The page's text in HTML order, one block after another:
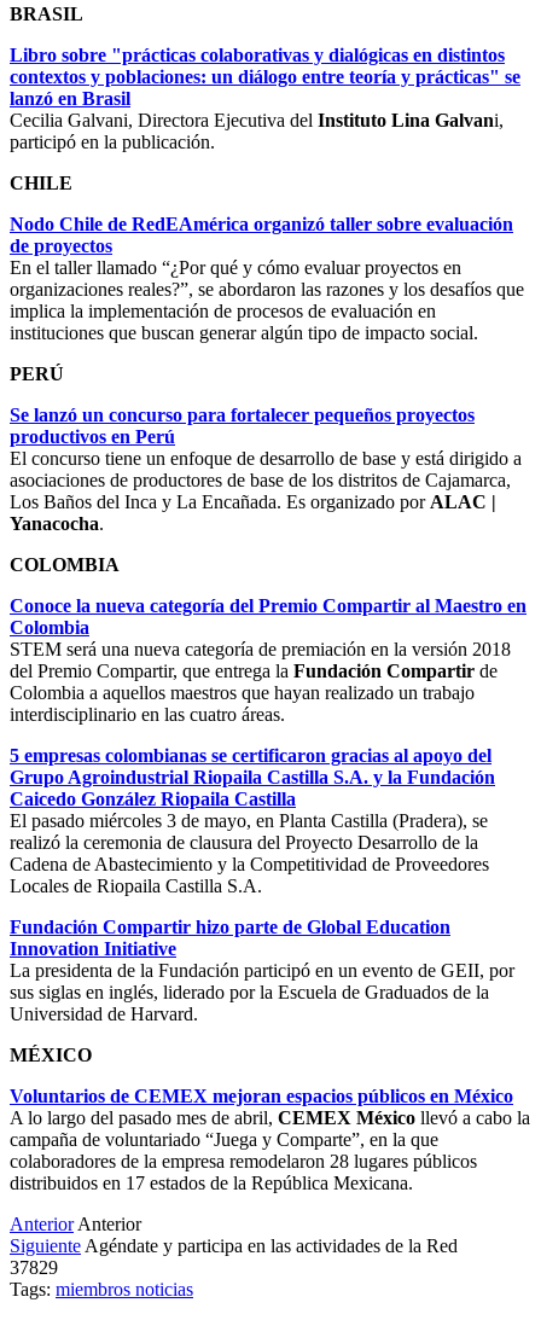
BRASIL
Libro sobre "prácticas colaborativas y dialógicas en distintos
contextos y poblaciones: un diálogo entre teoría y prácticas" se
lanzó en Brasil
Cecilia Galvani, Directora Ejecutiva del Instituto Lina Galvani,
participó en la publicación.
CHILE
Nodo Chile de RedEAmérica organizó taller sobre evaluación
de proyectos
En el taller llamado “¿Por qué y cómo evaluar proyectos en
organizaciones reales?”, se abordaron las razones y los desafíos que
implica la implementación de procesos de evaluación en
instituciones que buscan generar algún tipo de impacto social.
PERÚ
Se lanzó un concurso para fortalecer pequeños proyectos
productivos en Perú
El concurso tiene un enfoque de desarrollo de base y está dirigido a
asociaciones de productores de base de los distritos de Cajamarca,
Los Baños del Inca y La Encañada. Es organizado por ALAC |
Yanacocha.
COLOMBIA
Conoce la nueva categoría del Premio Compartir al Maestro en
Colombia
STEM será una nueva categoría de premiación en la versión 2018
del Premio Compartir, que entrega la Fundación Compartir de
Colombia a aquellos maestros que hayan realizado un trabajo
interdisciplinario en las cuatro áreas.
5 empresas colombianas se certificaron gracias al apoyo del
Grupo Agroindustrial Riopaila Castilla S.A. y la Fundación
Caicedo González Riopaila Castilla
El pasado miércoles 3 de mayo, en Planta Castilla (Pradera), se
realizó la ceremonia de clausura del Proyecto Desarrollo de la
Cadena de Abastecimiento y la Competitividad de Proveedores
Locales de Riopaila Castilla S.A.
Fundación Compartir hizo parte de Global Education
Innovation Initiative
La presidenta de la Fundación participó en un evento de GEII, por
sus siglas en inglés, liderado por la Escuela de Graduados de la
Universidad de Harvard.
MÉXICO
Voluntarios de CEMEX mejoran espacios públicos en México
A lo largo del pasado mes de abril, CEMEX México llevó a cabo la
campaña de voluntariado “Juega y Comparte”, en la que
colaboradores de la empresa remodelaron 28 lugares públicos
distribuidos en 17 estados de la República Mexicana.
Anterior Anterior
Siguiente Agéndate y participa en las actividades de la Red
37829
Tags: miembros noticias